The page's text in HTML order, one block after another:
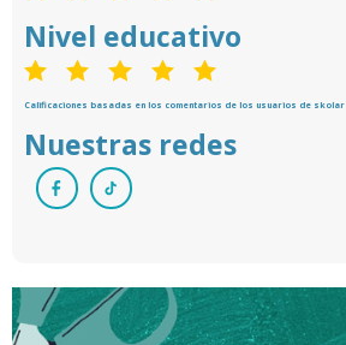
Nivel educativo
Calificaciones basadas en los comentarios de los usuarios de skolar
Nuestras redes